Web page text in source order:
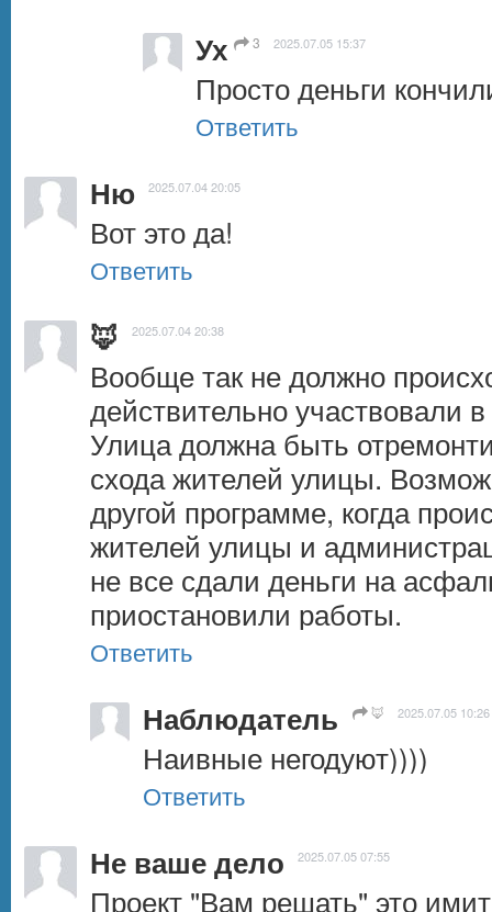
Ух 3 2025.07.05 15:37
Просто деньги
Ответить
Ню 2025.07.04 20:05
Вот это да!
Ответить
🦊 2025.07.04 20:38
Вообще так не должно
действительно участвовали
Улица должна быть
схода жителей улицы.
другой программе, когда
жителей улицы и
не все сдали деньги на
приостановили работы.
Ответить
Наблюдатель 🦊 2025.07.05 10:26
Наивные негодуют))))
Ответить
Не ваше дело 2025.07.05 07:55
Проект "Вам решать" это